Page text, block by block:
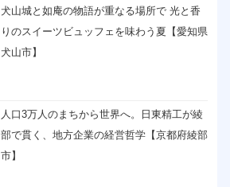
犬山城と如庵の物語が重なる場所で 光と香
りのスイーツビュッフェを味わう夏【愛知県
犬山市】
人口3万人のまちから世界へ。日東精工が綾
部で貫く、地方企業の経営哲学【京都府綾部
市】